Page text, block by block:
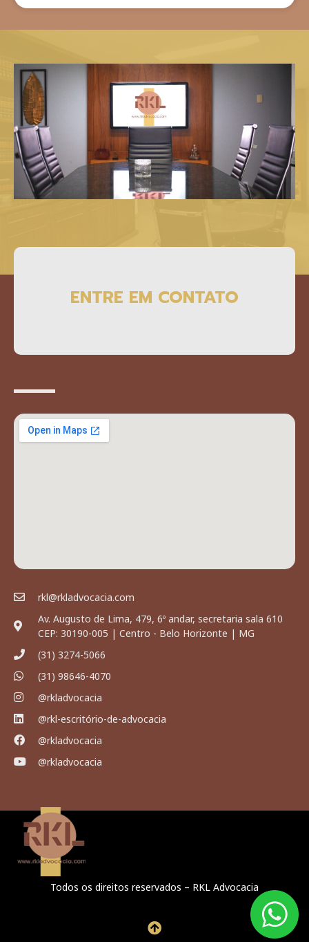
ENTRE EM CONTATO
rkl@rkladvocacia.com
Av. Augusto de Lima, 479, 6º andar, secretaria sala 610
CEP: 30190-005 | Centro - Belo Horizonte | MG
(31) 3274-5066
(31) 98646-4070
@rkladvocacia
@rkl-escritório-de-advocacia
@rkladvocacia
@rkladvocacia
Todos os direitos reservados – RKL Advocacia